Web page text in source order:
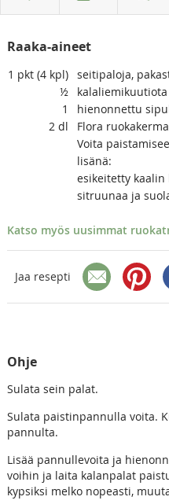
Raaka-aineet
1 pkt (4 kpl) seitipaloja,
½
kalaliemikuutiota
1
hienonnettu
2 dl
Flora
Voita
lisänä:
esikeitetty kaalin
sitruunaa ja
Katso myös uusimmat
Jaa resepti
Ohje
Sulata sein palat.
Sulata paistinpannulla voita.
pannulta.
Lisää pannullevoita ja
voihin ja laita kalanpalat
kypsiksi melko nopeasti,